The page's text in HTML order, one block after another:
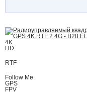
4K
HD
RTF
Follow Me
GPS
FPV